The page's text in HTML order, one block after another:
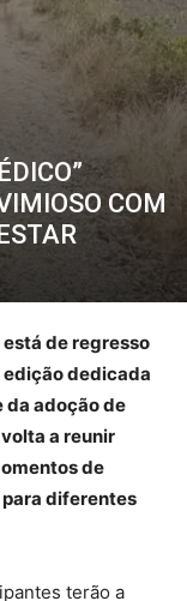
COM
está de regresso
edição dedicada
da adoção de
a reunir
de
diferentes
terão a